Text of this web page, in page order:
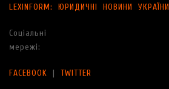
LEXINFORM: ЮРИДИЧНІ НОВИНИ УКРАЇНИ
Соціальні
мережі:
FACEBOOK | TWITTER